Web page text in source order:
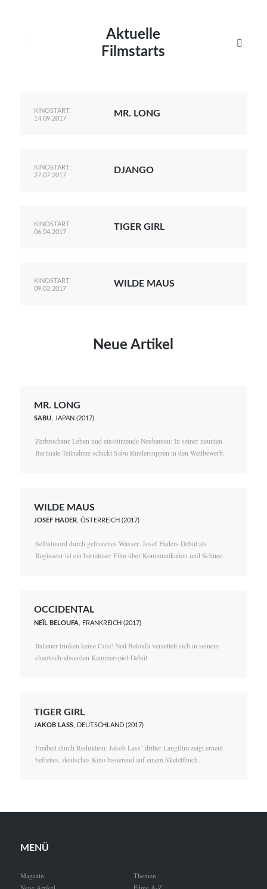
Aktuelle
Filmstarts

KINOSTART:
14.09.2017
MR. LONG
KINOSTART:
27.07.2017
DJANGO
KINOSTART:
06.04.2017
TIGER GIRL
KINOSTART:
09.03.2017
WILDE MAUS
Neue Artikel
MR. LONG
SABU , JAPAN (2017)
Zerbrochene Leben und einstürzende Neubauten: In seiner neunten
Berlinale-Teilnahme schickt Sabu Rindersuppen in den Wettbewerb.
WILDE MAUS
JOSEF HADER , ÖSTERREICH (2017)
Selbstmord durch gefrorenes Wasser: Josef Haders Debüt als
Regisseur ist ein harmloser Film über Kommunikation und Schnee.
OCCIDENTAL
NEÏL BELOUFA , FRANKREICH (2017)
Italiener trinken keine Cola! Neïl Beloufa verzettelt sich in seinem
chaotisch-absurden Kammerspiel-Debüt.
TIGER GIRL
JAKOB LASS , DEUTSCHLAND (2017)
Freiheit durch Reduktion: Jakob Lass’ dritter Langfilm zeigt erneut
befreites, deutsches Kino basierend auf einem Skelettbuch.
MENÜ
Magazin
Themen